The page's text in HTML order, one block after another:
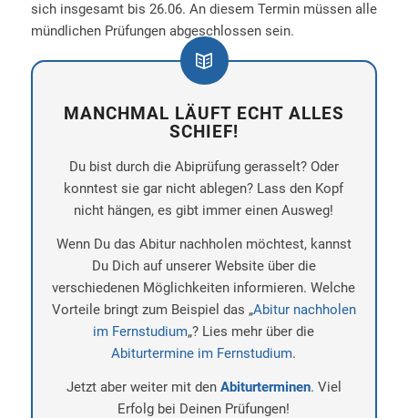
sich insgesamt bis 26.06. An diesem Termin müssen alle
mündlichen Prüfungen abgeschlossen sein.
MANCHMAL LÄUFT ECHT ALLES
SCHIEF!
Du bist durch die Abiprüfung gerasselt? Oder
konntest sie gar nicht ablegen? Lass den Kopf
nicht hängen, es gibt immer einen Ausweg!
Wenn Du das Abitur nachholen möchtest, kannst
Du Dich auf unserer Website über die
verschiedenen Möglichkeiten informieren. Welche
Vorteile bringt zum Beispiel das „Abitur nachholen
im Fernstudium„? Lies mehr über die
Abiturtermine im Fernstudium.
Jetzt aber weiter mit den Abiturterminen. Viel
Erfolg bei Deinen Prüfungen!